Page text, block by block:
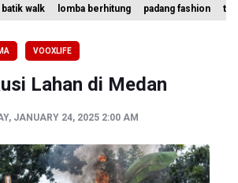
Minta Rencana Kenaikan Gaji Kepala
batik walk lomba berhitung padang fashion
VOOXLIFE
Lahan di Medan
JANUARY 24, 2025 2:00 AM